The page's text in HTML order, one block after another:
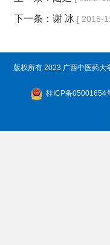
下一条： 谢 冰 [ 2015-
版权所有 2023 广西中医药
桂ICP备05001654